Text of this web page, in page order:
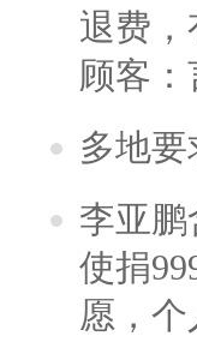
退费
顾客
多地
李亚鹏
使捐
愿，